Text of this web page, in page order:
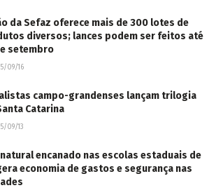
da Sefaz oferece mais de 300 lotes de
diversos; lances podem ser feitos até
setembro
09/16
campo-grandenses lançam trilogia
Catarina
09/13
natural encanado nas escolas estaduais de
economia de gastos e segurança nas